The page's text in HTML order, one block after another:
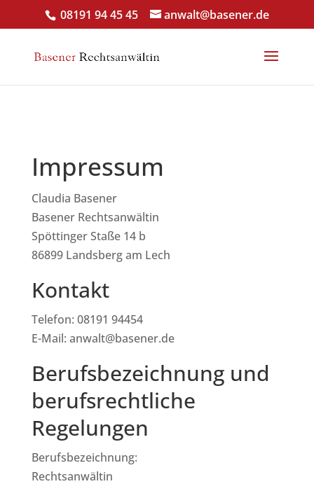
08191 94 45 45 anwalt@basener.de
Impressum
Claudia Basener
Basener Rechtsanwältin
Spöttinger Staße 14 b
86899 Landsberg am Lech
Kontakt
Telefon: 08191 94454
E-Mail: anwalt@basener.de
Berufsbezeichnung und
berufsrechtliche
Regelungen
Berufsbezeichnung:
Rechtsanwältin